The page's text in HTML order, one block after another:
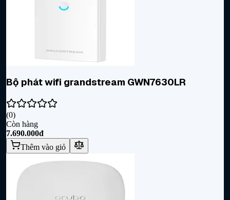
Bộ phát wifi grandstream GWN7630LR
(0)
Còn hàng
7.690.000đ
Thêm vào giỏ